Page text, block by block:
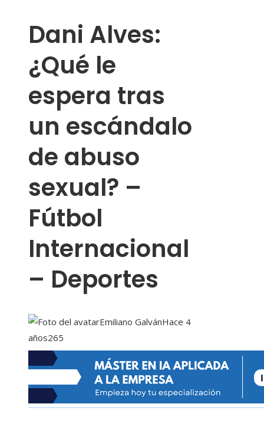
Dani Alves:
¿Qué le
espera tras
un escándalo
de abuso
sexual? –
Fútbol
Internacional
– Deportes
Emiliano GalvánHace 4
años265